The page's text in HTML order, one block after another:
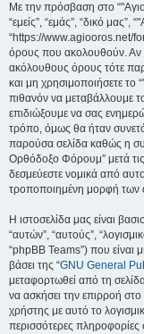
Με την πρόσβαση στο
“εμείς”, “εμάς”, “δικό
“https://www.agiooros.net/
όρους που ακολουθούν. Αν
ακόλουθους όρους τότε
και μη χρησιμοποιήσετε το
πιθανόν να μεταβάλλουμε
επιδιώξουμε να σας
τρόπο, όμως θα ήταν
παρούσα σελίδα καθώς η
Ορθόδοξο Φόρουμ” μετά τις
δεσμεύεστε νομικά από
τροποποιημένη μορφή των
Η ιστοσελίδα μας είναι
“αυτών”, “αυτούς”,
“phpBB Teams”) που είναι
βάσει της “GNU General
μεταφορτωθεί από τη
να ασκήσει την επιρροή
χρήστης με αυτό το
περισσότερες πληροφορίες